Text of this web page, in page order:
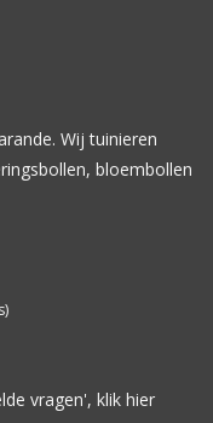
Wij tuinieren
bloembollen
vragen', klik hier